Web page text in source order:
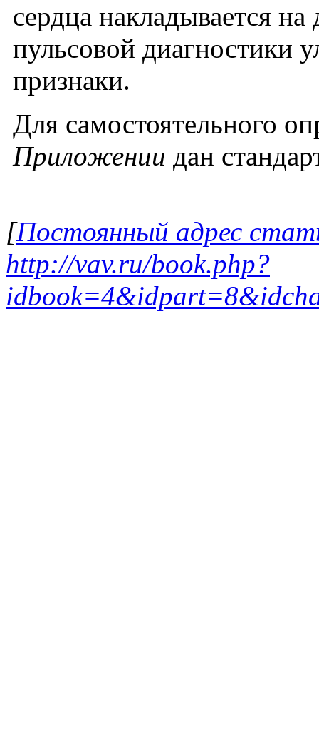
сердца накладывается
пульсовой диагностики
признаки.
Для самостоятельного
Приложении дан
[Постоянный адрес
http://vav.ru/book.php?